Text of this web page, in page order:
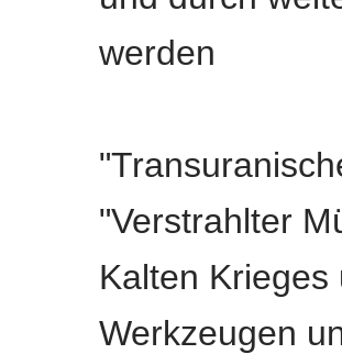
werden
"Verstrahlter
Kalten
Werkzeugen